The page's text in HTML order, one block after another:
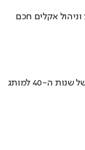
אקלים חכם
איך אסם הפכה את תקופת הצנע והמחסור הקשה של שנות ה-40 למותג